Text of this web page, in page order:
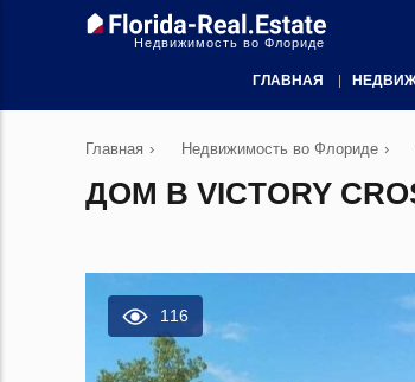
Недвижимость во Флориде
ГЛАВНАЯ
Главная › Недвижимость во Флориде ›
ДОМ В VICTORY
116